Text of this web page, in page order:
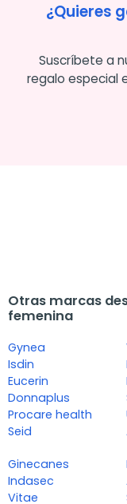
¿Quieres
Suscríbete a
regalo especial
Otras marcas
femenina
Gynea
Isdin
Eucerin
Donnaplus
Procare health
Seid
Ginecanes
Indasec
Vitae